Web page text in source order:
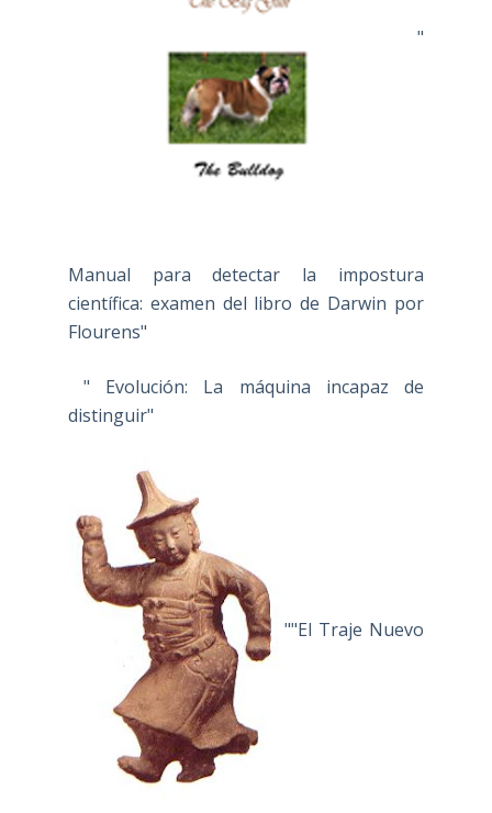
"
Manual para detectar la impostura
científica: examen del libro de Darwin por
Flourens"
" Evolución: La máquina incapaz de
distinguir"
""El Traje Nuevo